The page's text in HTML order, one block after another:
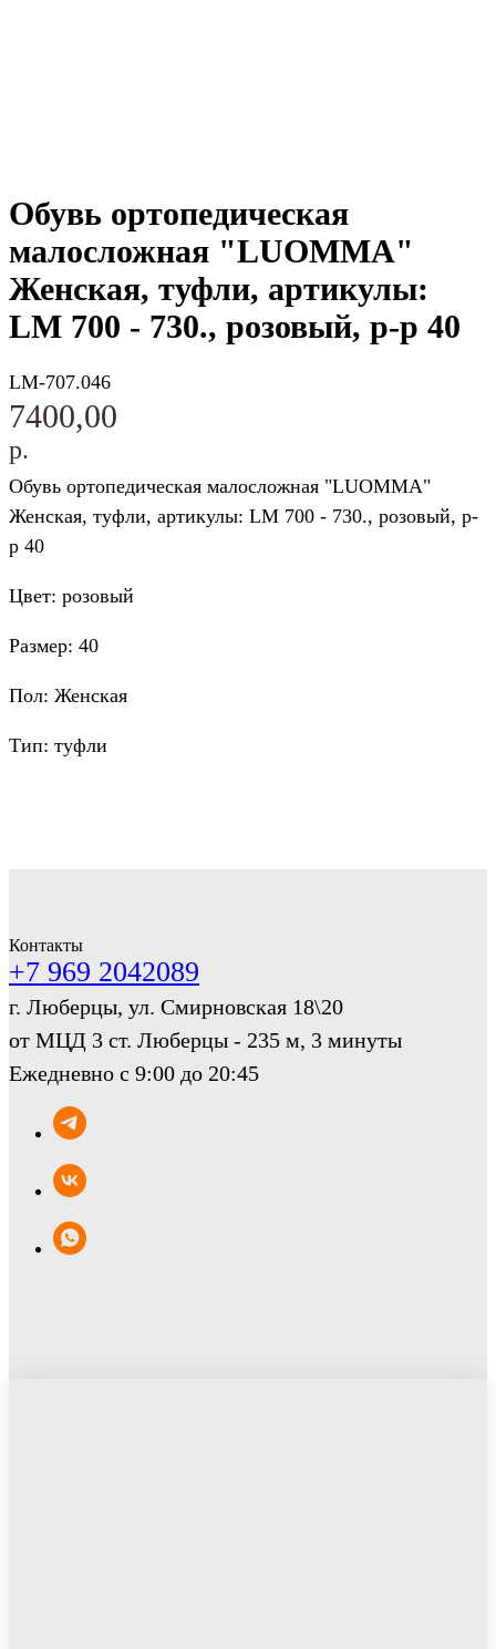
Обувь ортопедическая
малосложная "LUOMMA"
Женская, туфли, артикулы:
LM 700 - 730., розовый, р-р 40
LM-707.046
7400,00
р.
Обувь ортопедическая малосложная "LUOMMA"
Женская, туфли, артикулы: LM 700 - 730., розовый, р-
р 40
Цвет: розовый
Размер: 40
Пол: Женская
Тип: туфли
Контакты
+7 969 2042089
г. Люберцы, ул. Смирновская 18\20
от МЦД 3 ст. Люберцы - 235 м, 3 минуты
Ежедневно с 9:00 до 20:45